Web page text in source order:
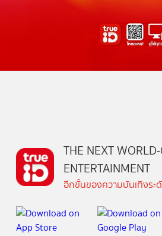
THE NEXT
ENTERTAINMENT
อีกขั้นของความบันเทิงระ